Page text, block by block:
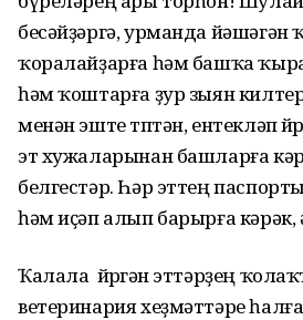
бесәйҙәргә, урманда йәшәгән
ҡоралайҙарға һәм башҡа
һәм ҡоштарға ҙур зыян
менән эште төптән, ентекләп
эт хужаларынан башларға
белгестәр. Һәр эттең
һәм иҫәп алып барырға кәрәк,
Ҡалала йөрөгән эттәрҙең
ветеринария хеҙмәттәре